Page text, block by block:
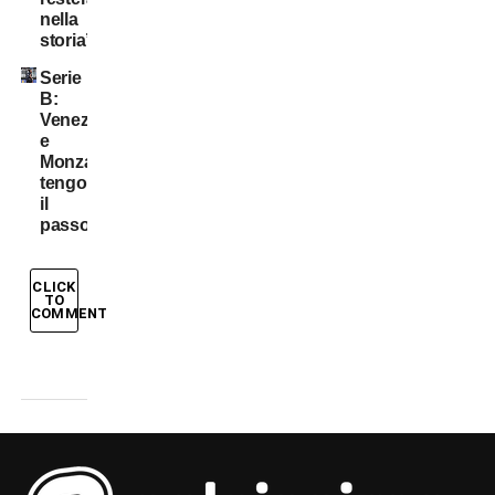
nella
storia”
Serie
B:
Venezia
e
Monza
tengono
il
passo
CLICK
TO
COMMENT